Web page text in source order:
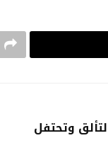
وتحتفل